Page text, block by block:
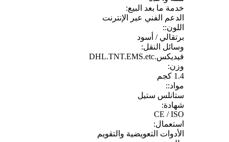
خدمة ما بعد البيع:
الدعم الفني عبر الإنترنت
اللون::
برتقالي / أسود
وسائل النقل:
فيديكس.DHL.TNT.EMS.etc
وزن:
1.4 كجم
مواد::
ستانلس ستيل
شهادة:
CE / ISO
استعمال:
الأدوات التعويضية والتقويم